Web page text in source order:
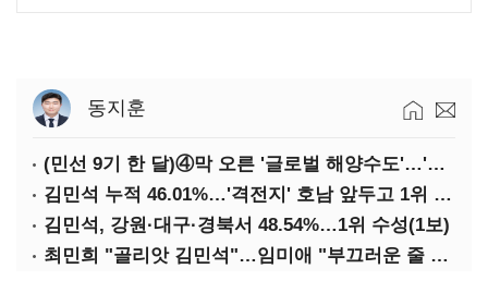
동지훈
(민선 9기 한 달)④막 오른 '글로벌 해양수도'…'전재수 리더십' 시험대
김민석 누적 46.01%…'격전지' 호남 앞두고 1위 지켰다(2보)
김민석, 강원·대구·경북서 48.54%…1위 수성(1보)
최민희 "골리앗 김민석"…임미애 "부끄러운 줄 알아야"